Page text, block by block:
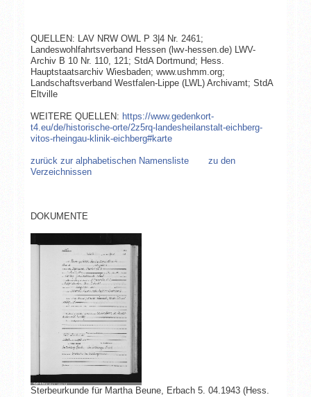
QUELLEN: LAV NRW OWL P 3|4 Nr. 2461;
Landeswohlfahrtsverband Hessen (lwv-hessen.de) LWV-
Archiv B 10 Nr. 110, 121; StdA Dortmund; Hess.
Hauptstaatsarchiv Wiesbaden; www.ushmm.org;
Landschaftsverband Westfalen-Lippe (LWL) Archivamt; StdA
Eltville
WEITERE QUELLEN: https://www.gedenkort-
t4.eu/de/historische-orte/2z5rq-landesheilanstalt-eichberg-
vitos-rheingau-klinik-eichberg#karte
zurück zur alphabetischen Namensliste
zu den
Verzeichnissen
DOKUMENTE
Sterbeurkunde für Martha Beune, Erbach 5. 04.1943 (Hess.